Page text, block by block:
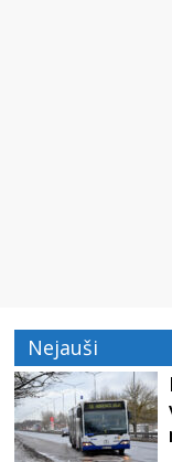
Nejauši